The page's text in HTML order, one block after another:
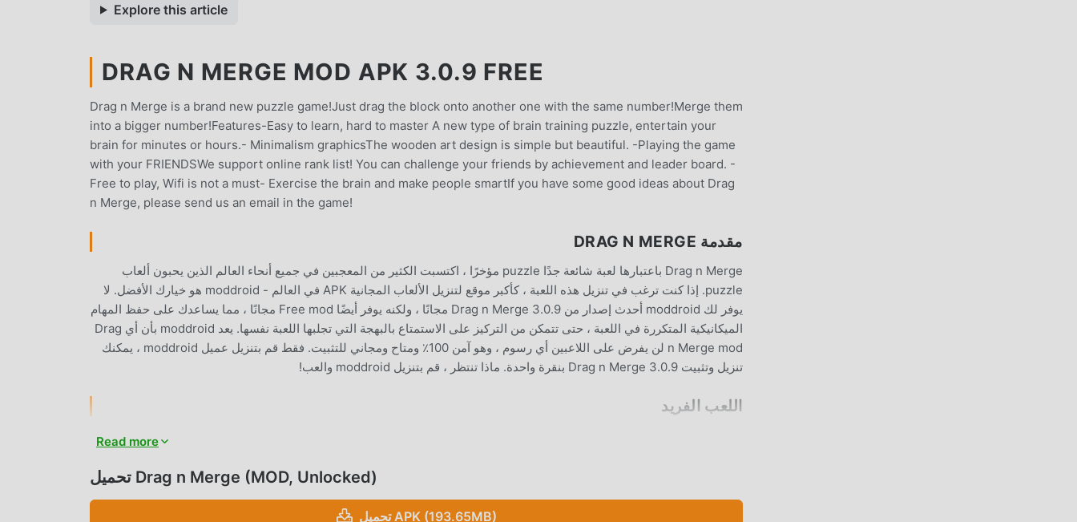
Explore this article
DRAG N MERGE MOD APK 3.0.9 FREE
Drag n Merge is a brand new puzzle game!Just drag the block onto another one with the same number!Merge them
into a bigger number!Features-Easy to learn, hard to master A new type of brain training puzzle, entertain your
brain for minutes or hours.- Minimalism graphicsThe wooden art design is simple but beautiful. -Playing the game
with your FRIENDSWe support online rank list! You can challenge your friends by achievement and leader board. -
Free to play, Wifi is not a must- Exercise the brain and make people smartIf you have some good ideas about Drag
n Merge, please send us an email in the game!
مقدمة DRAG N MERGE
Drag n Merge باعتبارها لعبة شائعة جدًا puzzle مؤخرًا ، اكتسبت الكثير من المعجبين في جميع أنحاء العالم الذين يحبون ألعاب
puzzle. إذا كنت ترغب في تنزيل هذه اللعبة ، كأكبر موقع لتنزيل الألعاب المجانية APK في العالم - moddroid هو خيارك الأفضل. لا
يوفر لك moddroid أحدث إصدار من Drag n Merge 3.0.9 مجانًا ، ولكنه يوفر أيضًا Free mod مجانًا ، مما يساعدك على حفظ المهام
الميكانيكية المتكررة في اللعبة ، حتى تتمكن من التركيز على الاستمتاع بالبهجة التي تجلبها اللعبة نفسها. يعد moddroid بأن أي Drag
n Merge mod لن يفرض على اللاعبين أي رسوم ، وهو آمن 100٪ ومتاح ومجاني للتثبيت. فقط قم بتنزيل عميل moddroid ، يمكنك
تنزيل وتثبيت Drag n Merge 3.0.9 بنقرة واحدة. ماذا تنتظر ، قم بتنزيل moddroid والعب!
اللعب الفريد
Drag n Merge باعتبارها لعبة شائعة puzzle ، ساعدته طريقة اللعب الفريدة في كسب عدد كبير من المعجبين حول العالم. على
اللعبة بأكملها والاستمتاع بالبهجة التي توفرها فئة الألعاب الكلاسيكية puzzle الألعاب Drag n Merge 3.0.9. في الوقت نفسه ، قامت
Read more
تحميل Drag n Merge (MOD, Unlocked)
تحميل APK (193.65MB)